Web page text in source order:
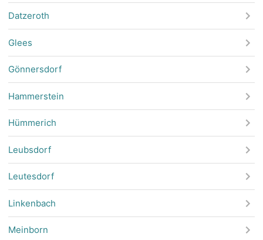
Datzeroth
Glees
Gönnersdorf
Hammerstein
Hümmerich
Leubsdorf
Leutesdorf
Linkenbach
Meinborn